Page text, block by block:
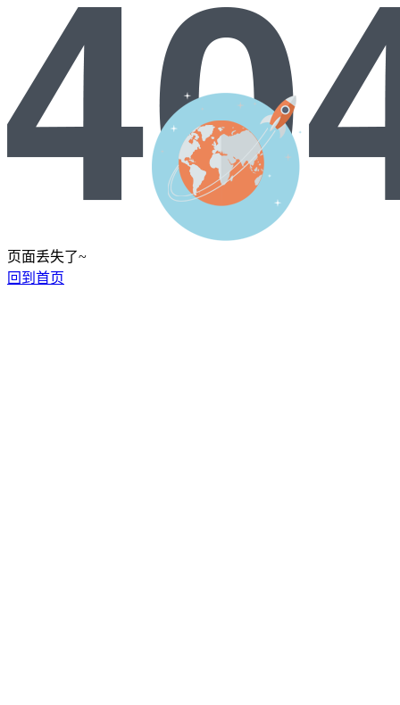
页面丢失了~
回到首页